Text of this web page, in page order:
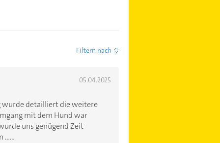
Filtern nach
05.04.2025
wurde detailliert die weitere
mit dem Hund war
uns genügend Zeit
......